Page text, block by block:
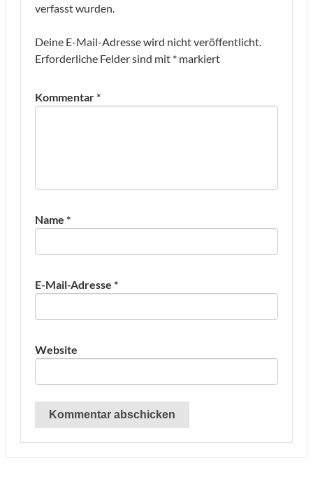
verfasst wurden.
Deine E-Mail-Adresse wird nicht veröffentlicht.
Erforderliche Felder sind mit * markiert
Kommentar*
Name *
E-Mail-Adresse *
Website